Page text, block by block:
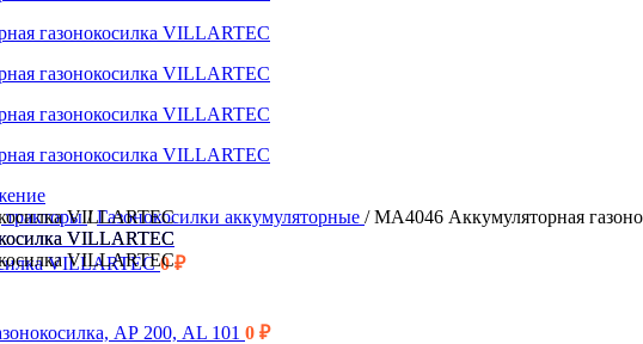
тракторы/ Газонокосилки аккумуляторные / MA4046 Аккумуляторная
VILLARTEC0₽
АР 200, AL 101 0 ₽